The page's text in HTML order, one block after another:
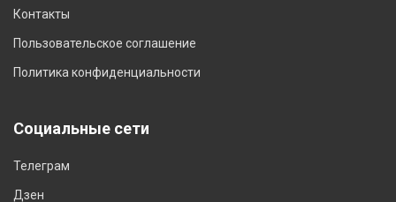
Контакты
Пользовательское соглашение
Политика конфиденциальности
Социальные сети
Телеграм
Дзен